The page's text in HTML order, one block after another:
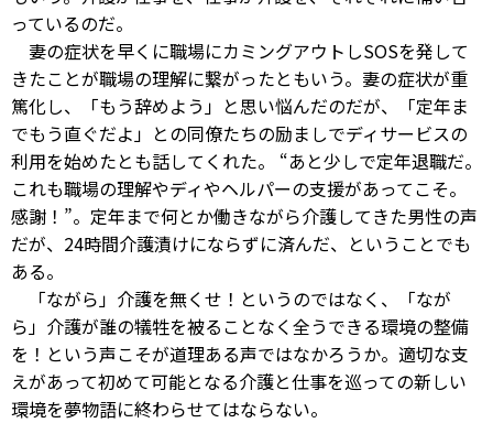
っているのだ。
妻の症状を早くに職場にカミングアウトしSOSを発して
きたことが職場の理解に繋がったともいう。妻の症状が重
篤化し、「もう辞めよう」と思い悩んだのだが、「定年ま
でもう直ぐだよ」との同僚たちの励ましでディサービスの
利用を始めたとも話してくれた。 “あと少しで定年退職だ。
これも職場の理解やディやヘルパーの支援があってこそ。
感謝！”。定年まで何とか働きながら介護してきた男性の声
だが、24時間介護漬けにならずに済んだ、ということでも
ある。
「ながら」介護を無くせ！というのではなく、「なが
ら」介護が誰の犠牲を被ることなく全うできる環境の整備
を！という声こそが道理ある声ではなかろうか。適切な支
えがあって初めて可能となる介護と仕事を巡っての新しい
環境を夢物語に終わらせてはならない。